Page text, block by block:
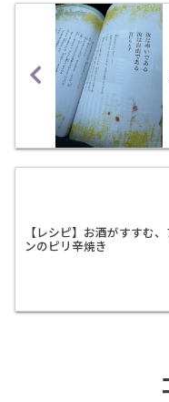
【レシピ】お酒がすすむ
ンのピリ辛焼き